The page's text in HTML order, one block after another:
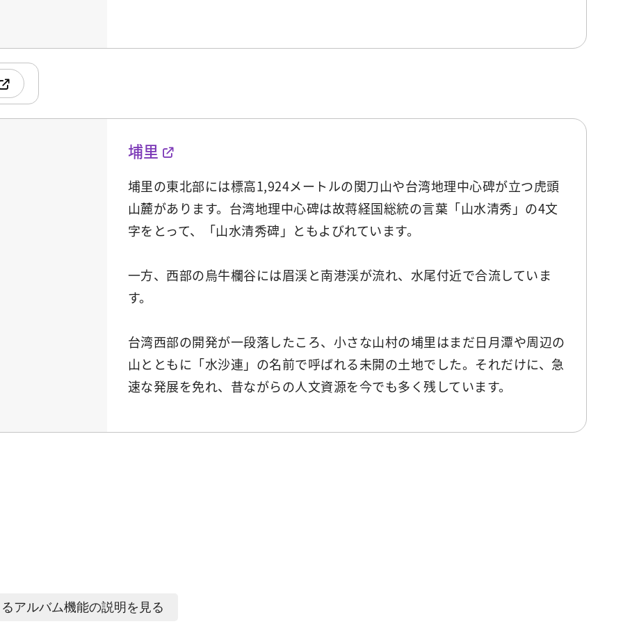
埔里
埔里の東北部には標高1,924メートルの関刀山や台湾地理中心碑が立つ虎頭
山麓があります。台湾地理中心碑は故蒋経国総統の言葉「山水清秀」の4文
字をとって、「山水清秀碑」ともよびれています。
一方、西部の烏牛欄谷には眉渓と南港渓が流れ、水尾付近で合流していま
す。
台湾西部の開発が一段落したころ、小さな山村の埔里はまだ日月潭や周辺の
山とともに「水沙連」の名前で呼ばれる未開の土地でした。それだけに、急
速な発展を免れ、昔ながらの人文資源を今でも多く残しています。
アルバム機能の説明を見る